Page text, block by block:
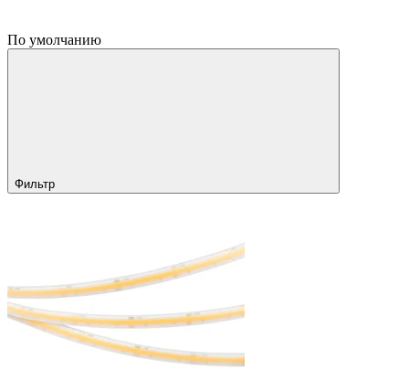
По умолчанию
Фильтр